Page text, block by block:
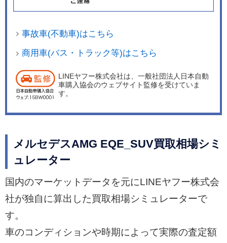
マイズすることが可能で、TRACK PACE、Super
ト、サービス、Offroadの8つを用意している。ま
た、ジェットエンジンのタービンを模したエアア
ダッシュボードにつながり、下側は宙に浮いたよ
うな構造となっている。さらに、AMG 専用デザ
ョンは「メルセデスAMG」の「EQE」や「EQ
S」と同じく、フロントに4リンク式、リアにマル
チリンク式を採用。連続可変ダンピングシステム
ADS＋とエアサスペンションを組み合わせたAIR
MATICを標準装備している。また、小回り性能を
高めるため、最大10度のリア・アクスルステアリ
ングを装備。これはステアリング操作のほか、ブ
レーキやサスペンションなどの車両ダイナミクス
事故車(不動車)はこちら
商用車(バス・トラック等)はこちら
LINEヤフー株式会社は、一般社団法人日本自動
車購入協会のウェブサイト監修を受けていま
す。
メルセデスAMG EQE_SUV買取相場シミ
ュレーター
国内のマーケットデータを元にLINEヤフー株式会
社が独自に算出した買取相場シミュレーターで
す。
車のコンディションや時期によって実際の査定額